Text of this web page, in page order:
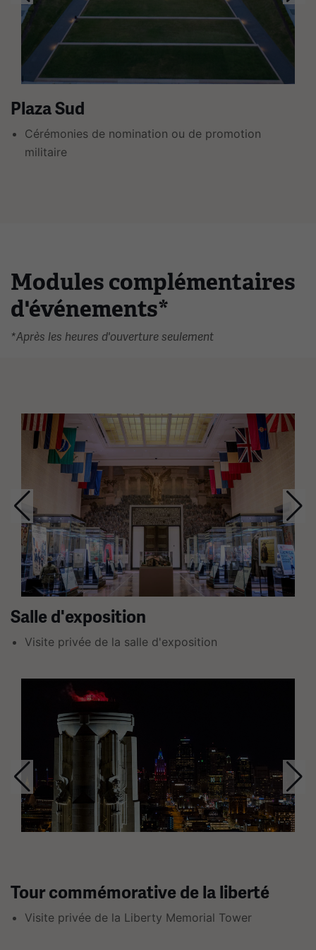
plusieurs
diapositives
avec
des
liens.
Utilisez
flèches
gauche
Plaza Sud
Cérémonies de nomination ou de promotion
militaire
Modules complémentaires
d'événements*
*Après les heures d'ouverture seulement
Ceci
est
carrousel.
section
contient
plusieurs
diapositives
avec
des
liens.
naviguer.
Salle d'exposition
Visite privée de la salle d'exposition
Ceci
carrousel.
section
contient
plusieurs
diapositives
Utilisez
les
Tour commémorative de la liberté
Visite privée de la Liberty Memorial Tower